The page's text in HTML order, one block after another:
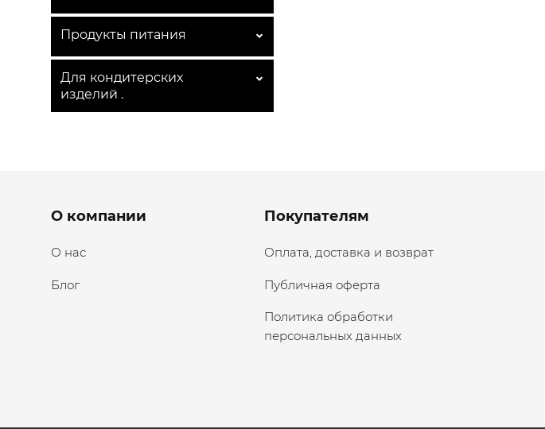
Продукты питания
Для кондитерских
изделий .
Menu footer
О компании
О нас
Блог
Покупателям
Оплата, доставка и возврат
Публичная оферта
Политика обработки
персональных данных